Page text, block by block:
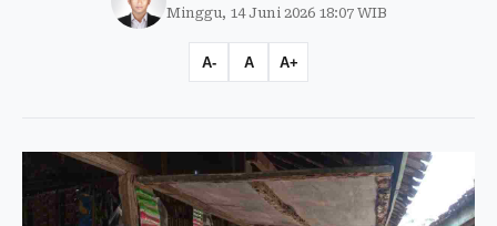
Minggu, 14 Juni 2026 18:07 WIB
A- A A+